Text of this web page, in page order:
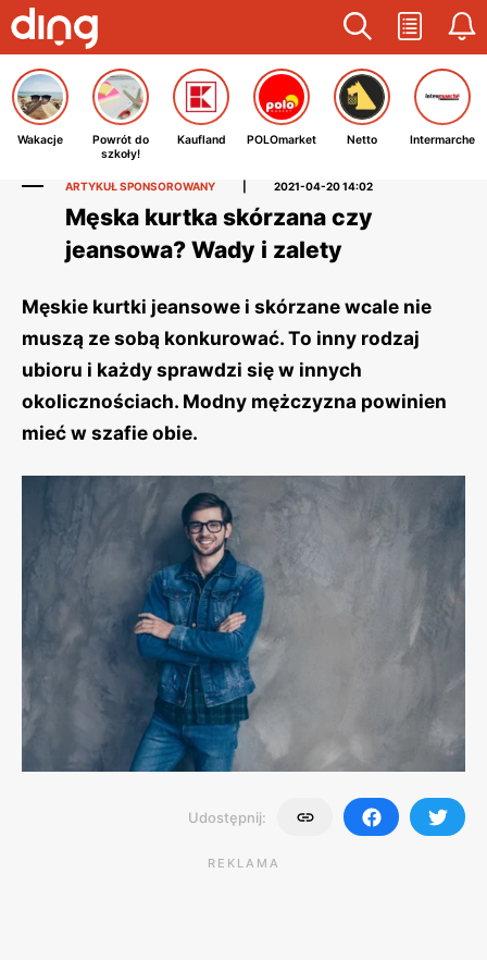
Wakacje
Powrót do
szkoły!
Kaufland POLOmarket Netto Intermarche
ARTYKUŁ SPONSOROWANY 2021-04-20 14:02
Męska kurtka skórzana czy
jeansowa? Wady i zalety
Męskie kurtki jeansowe i skórzane wcale nie
muszą ze sobą konkurować. To inny rodzaj
ubioru i każdy sprawdzi się w innych
okolicznościach. Modny mężczyzna powinien
mieć w szafie obie.
Udostępnij:
REKLAMA